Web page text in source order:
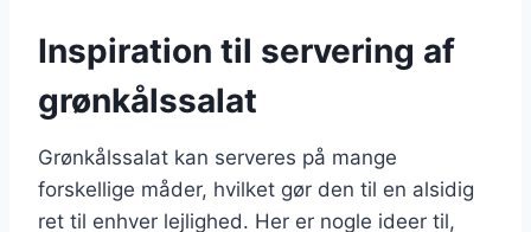
Inspiration til servering af
grønkålssalat
Grønkålssalat kan serveres på mange
forskellige måder, hvilket gør den til en alsidig
ret til enhver lejlighed. Her er nogle ideer til,